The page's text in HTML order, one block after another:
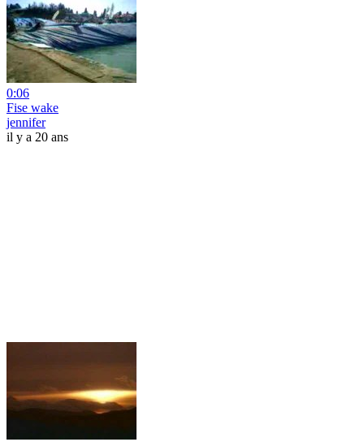
0:06
Fise wake
jennifer
il y a 20 ans